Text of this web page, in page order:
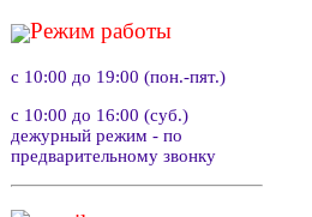
Режим работы
с 10:00 до 19:00 (пон.-пят.)
с 10:00 до 16:00 (суб.)
дежурный режим - по
предварительному звонку